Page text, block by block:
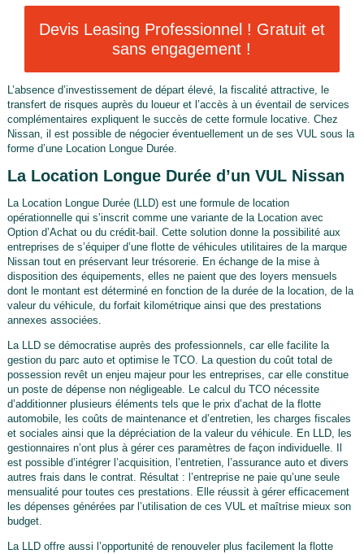
Devis Leasing Professionnel ! Gratuit et
sans engagement !
L’absence d’investissement de départ élevé, la fiscalité attractive, le
transfert de risques auprès du loueur et l’accès à un éventail de services
complémentaires expliquent le succès de cette formule locative. Chez
Nissan, il est possible de négocier éventuellement un de ses VUL sous la
forme d’une Location Longue Durée.
La Location Longue Durée d’un VUL Nissan
La Location Longue Durée (LLD) est une formule de location
opérationnelle qui s’inscrit comme une variante de la Location avec
Option d’Achat ou du crédit-bail. Cette solution donne la possibilité aux
entreprises de s’équiper d’une flotte de véhicules utilitaires de la marque
Nissan tout en préservant leur trésorerie. En échange de la mise à
disposition des équipements, elles ne paient que des loyers mensuels
dont le montant est déterminé en fonction de la durée de la location, de la
valeur du véhicule, du forfait kilométrique ainsi que des prestations
annexes associées.
La LLD se démocratise auprès des professionnels, car elle facilite la
gestion du parc auto et optimise le TCO. La question du coût total de
possession revêt un enjeu majeur pour les entreprises, car elle constitue
un poste de dépense non négligeable. Le calcul du TCO nécessite
d’additionner plusieurs éléments tels que le prix d’achat de la flotte
automobile, les coûts de maintenance et d’entretien, les charges fiscales
et sociales ainsi que la dépréciation de la valeur du véhicule. En LLD, les
gestionnaires n’ont plus à gérer ces paramètres de façon individuelle. Il
est possible d’intégrer l’acquisition, l’entretien, l’assurance auto et divers
autres frais dans le contrat. Résultat : l’entreprise ne paie qu’une seule
mensualité pour toutes ces prestations. Elle réussit à gérer efficacement
les dépenses générées par l’utilisation de ces VUL et maîtrise mieux son
budget.
La LLD offre aussi l’opportunité de renouveler plus facilement la flotte